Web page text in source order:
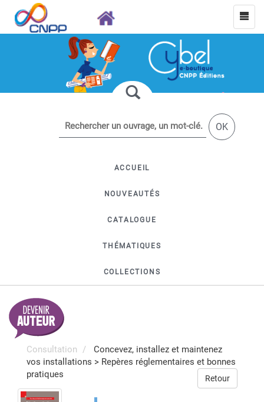
OK
ACCUEIL
NOUVEAUTÉS
CATALOGUE
THÉMATIQUES
COLLECTIONS
Consultation
Concevez, installez et maintenez
vos installations > Repères réglementaires et bonnes
pratiques
Retour